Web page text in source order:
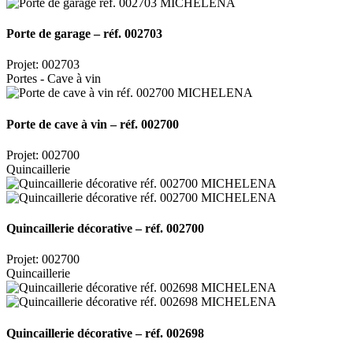
Porte de garage – réf. 002703
Projet: 002703
Portes - Cave à vin
Porte de cave à vin – réf. 002700
Projet: 002700
Quincaillerie
Quincaillerie décorative – réf. 002700
Projet: 002700
Quincaillerie
Quincaillerie décorative – réf. 002698